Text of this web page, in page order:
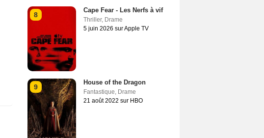
8
Cape Fear - Les Nerfs à vif
Thriller, Drame
5 juin 2026 sur Apple TV
9
House of the Dragon
Fantastique, Drame
21 août 2022 sur HBO